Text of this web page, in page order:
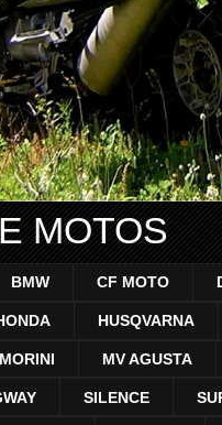
MOTOS
BMW CF MOTO
HUSQVARNA
MV AGUSTA
SILENCE